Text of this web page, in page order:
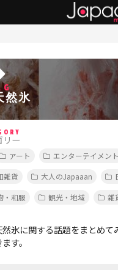
然氷
リー
アート エンターテイメント
雑貨 大人のJapaaan
・和服 観光・地域 雑
氷に関する話題をまとめ
す。